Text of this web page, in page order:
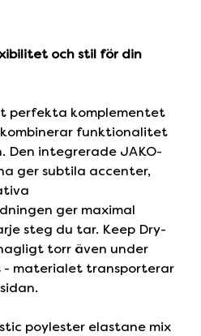
och stil för din
perfekta komplementet
funktionalitet
Den integrerade JAKO-
ger subtila accenter,
ger maximal
steg du tar. Keep Dry-
torr även under
- materialet transporterar
poylester elastane mix